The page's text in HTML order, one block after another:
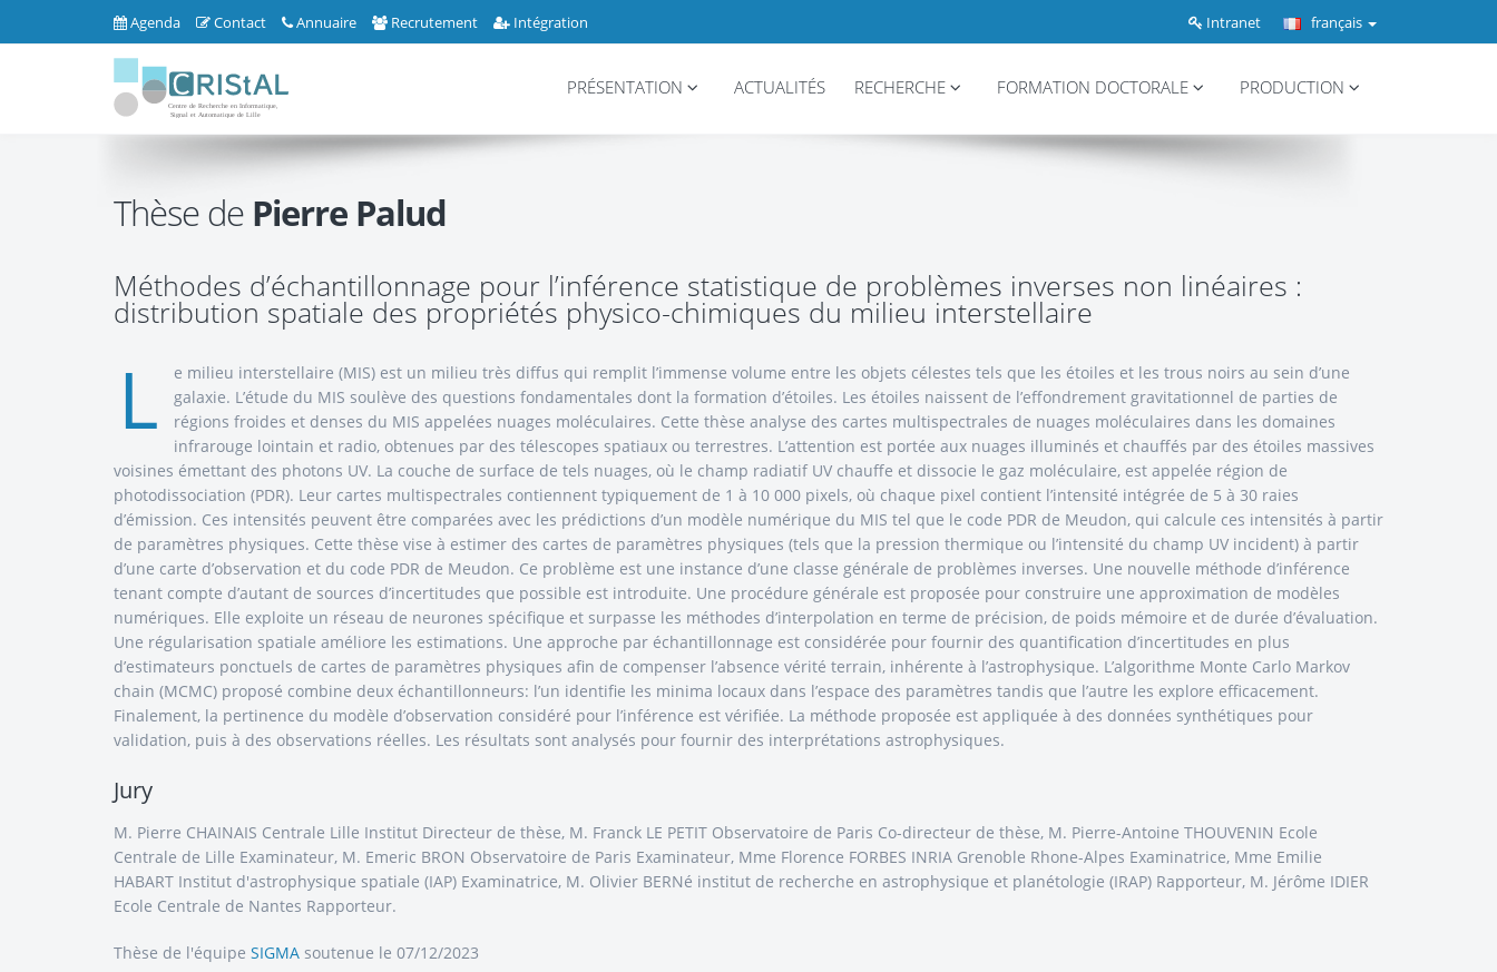
Agenda Contact Annuaire Recrutement Intégration français
Intranet
PRÉSENTATION ACTUALITÉS RECHERCHE FORMATION DOCTORALE PRODUCTION
Thèse de Pierre Palud
Méthodes d’échantillonnage pour l’inférence statistique de problèmes inverses non linéaires :
distribution spatiale des propriétés physico-chimiques du milieu interstellaire
L
e milieu interstellaire (MIS) est un milieu très diffus qui remplit l’immense volume entre les objets célestes tels que les étoiles et les trous noirs au sein d’une
galaxie. L’étude du MIS soulève des questions fondamentales dont la formation d’étoiles. Les étoiles naissent de l’effondrement gravitationnel de parties de
régions froides et denses du MIS appelées nuages moléculaires. Cette thèse analyse des cartes multispectrales de nuages moléculaires dans les domaines
infrarouge lointain et radio, obtenues par des télescopes spatiaux ou terrestres. L’attention est portée aux nuages illuminés et chauffés par des étoiles massives
voisines émettant des photons UV. La couche de surface de tels nuages, où le champ radiatif UV chauffe et dissocie le gaz moléculaire, est appelée région de
photodissociation (PDR). Leur cartes multispectrales contiennent typiquement de 1 à 10 000 pixels, où chaque pixel contient l’intensité intégrée de 5 à 30 raies
d’émission. Ces intensités peuvent être comparées avec les prédictions d’un modèle numérique du MIS tel que le code PDR de Meudon, qui calcule ces intensités à partir
de paramètres physiques. Cette thèse vise à estimer des cartes de paramètres physiques (tels que la pression thermique ou l’intensité du champ UV incident) à partir
d’une carte d’observation et du code PDR de Meudon. Ce problème est une instance d’une classe générale de problèmes inverses. Une nouvelle méthode d’inférence
tenant compte d’autant de sources d’incertitudes que possible est introduite. Une procédure générale est proposée pour construire une approximation de modèles
numériques. Elle exploite un réseau de neurones spécifique et surpasse les méthodes d’interpolation en terme de précision, de poids mémoire et de durée d’évaluation.
Une régularisation spatiale améliore les estimations. Une approche par échantillonnage est considérée pour fournir des quantification d’incertitudes en plus
d’estimateurs ponctuels de cartes de paramètres physiques afin de compenser l’absence vérité terrain, inhérente à l’astrophysique. L’algorithme Monte Carlo Markov
chain (MCMC) proposé combine deux échantillonneurs: l’un identifie les minima locaux dans l’espace des paramètres tandis que l’autre les explore efficacement.
Finalement, la pertinence du modèle d’observation considéré pour l’inférence est vérifiée. La méthode proposée est appliquée à des données synthétiques pour
validation, puis à des observations réelles. Les résultats sont analysés pour fournir des interprétations astrophysiques.
Jury
M. Pierre CHAINAIS Centrale Lille Institut Directeur de thèse, M. Franck LE PETIT Observatoire de Paris Co-directeur de thèse, M. Pierre-Antoine THOUVENIN Ecole
Centrale de Lille Examinateur, M. Emeric BRON Observatoire de Paris Examinateur, Mme Florence FORBES INRIA Grenoble Rhone-Alpes Examinatrice, Mme Emilie
HABART Institut d'astrophysique spatiale (IAP) Examinatrice, M. Olivier BERNé institut de recherche en astrophysique et planétologie (IRAP) Rapporteur, M. Jérôme IDIER
Ecole Centrale de Nantes Rapporteur.
Thèse de l'équipe SIGMA soutenue le 07/12/2023